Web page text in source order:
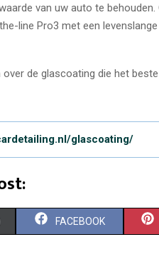
van uw auto te
line Pro3 met een
over de glascoating die het
glascoating/
FACEBOOK